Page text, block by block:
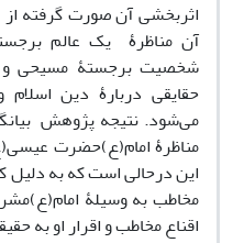
اثربخشی آن صورت گرفته
آن مناظرۀ یک عالم
شخصیت برجستۀ مسیحی و
حقایقی دربارۀ دین
می‌شود. نتیجه پژوهش
مناظرۀ امام(ع)حضرت
این درحالی است که به دلیل
مخاطب به وسیلۀ
اقناع مخاطب و اقرار او به